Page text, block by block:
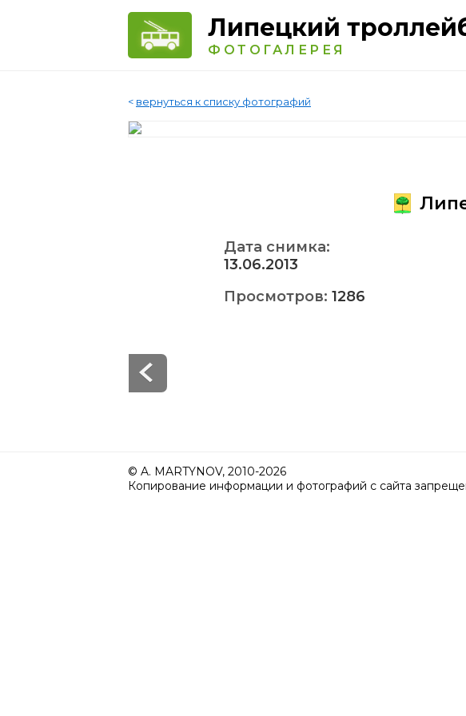
Липецкий
ФОТОГАЛЕРЕЯ
< вернуться к списку фотографий
Дата снимка:
13.06.2013
Просмотров: 1286
© A. MARTYNOV, 2010-2026
Копирование информации и фотографий с сайта